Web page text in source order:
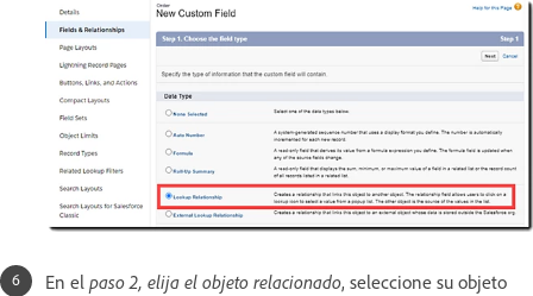
En el paso 2, elija el objeto relacionado, seleccione su objeto